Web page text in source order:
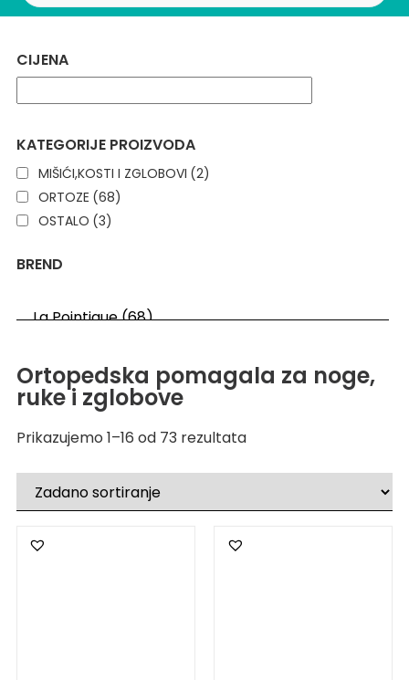
CIJENA
KATEGORIJE PROIZVODA
MIŠIĆI,KOSTI I ZGLOBOVI (2)
ORTOZE (68)
OSTALO (3)
BREND
Ortopedska pomagala za noge,
ruke i zglobove
Prikazujemo 1–16 od 73 rezultata